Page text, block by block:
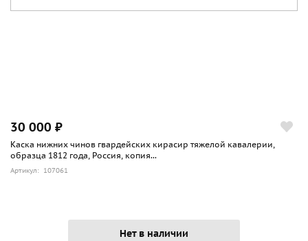
30 000 ₽
Каска нижних чинов гвардейских кирасир тяжелой кавалерии,
образца 1812 года, Россия, копия...
Артикул: 107061
Нет в наличии